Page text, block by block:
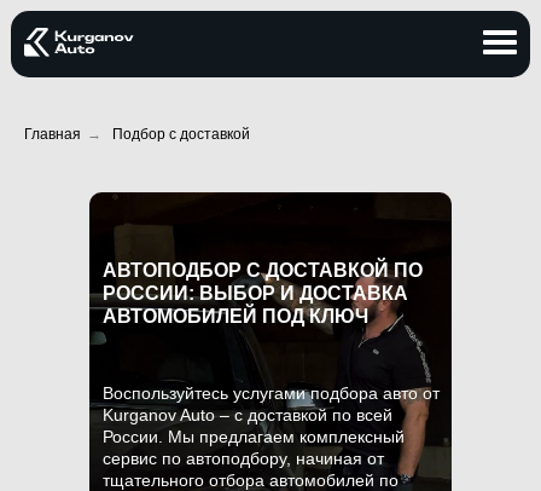
БЛОГ
УСЛУГИ КЕЙСЫ
Главная → Подбор с доставкой
АВТОПОДБОР С ДОСТАВКОЙ ПО
РОССИИ: ВЫБОР И ДОСТАВКА
АВТОМОБИЛЕЙ ПОД КЛЮЧ
Воспользуйтесь услугами подбора авто от
Kurganov Auto – с доставкой по всей
России. Мы предлагаем комплексный
сервис по автоподбору, начиная от
тщательного отбора автомобилей по